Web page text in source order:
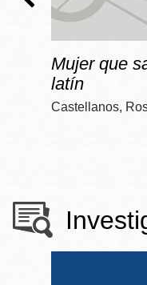
Mujer que
latín
Castellanos,